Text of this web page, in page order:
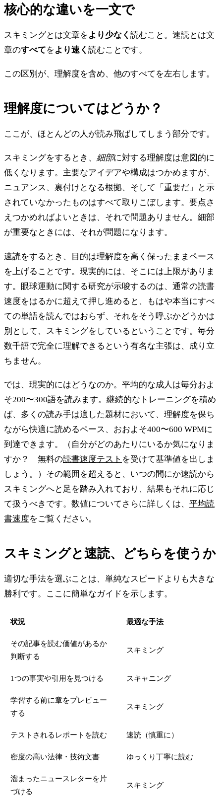
核心的な違いを一文で
スキミングとは文章をより少なく 読むこと。速読とは文
章のすべてをより速く 読むことです。
この区別が、理解度を含め、他のすべてを左右します。
理解度についてはどうか？
ここが、ほとんどの人が読み飛ばしてしまう部分です。
スキミングをするとき、 細部に対する理解度は意図的に
低くなります。主要なアイデアや構成はつかめますが、
ニュアンス、裏付けとなる根拠、そして「重要だ」と示
されていなかったものはすべて取りこぼします。要点さ
えつかめればよいときは、それで問題ありません。細部
が重要なときには、それが問題になります。
速読をするとき、目的は理解度を高く保ったままペース
を上げることです。現実的には、そこには上限がありま
す。眼球運動に関する研究が示唆するのは、通常の読書
速度をはるかに超えて押し進めると、もはや本当にすべ
ての単語を読んではおらず、それをそう呼ぶかどうかは
別として、スキミングをしているということです。毎分
数千語で完全に理解できるという有名な主張は、成り立
ちません。
では、現実的にはどうなのか。平均的な成人は毎分およ
そ200〜300語を読みます。継続的なトレーニングを積め
ば、多くの読み手は適した題材において、理解度を保ち
ながら快適に読めるペース、おおよそ400〜600 WPMに
到達できます。（自分がどのあたりにいるか気になりま
すか？ 無料の読書速度テスト を受けて基準値を出しま
しょう。）その範囲を超えると、いつの間にか速読から
スキミングへと足を踏み入れており、結果もそれに応じ
て扱うべきです。数値についてさらに詳しくは、 平均読
書速度をご覧ください。
スキミングと速読、どちらを使うか
適切な手法を選ぶことは、単純なスピードよりも大きな
勝利です。ここに簡単なガイドを示します。
状況 最適な手法
その記事を読む価値があるか
判断する
スキミング
1つの事実や引用を見つける スキャニング
学習する前に章をプレビュー
する
スキミング
テストされるレポートを読む 速読（慎重に）
密度の高い法律・技術文書 ゆっくり丁寧に読む
溜まったニュースレターを片
づける
スキミング